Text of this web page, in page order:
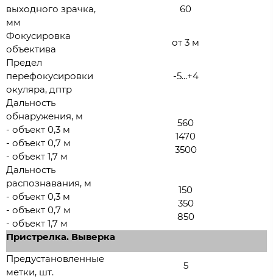
выходного зрачка,
мм
60
Фокусировка
объектива
от 3 м
Предел
перефокусировки
окуляра, дптр
-5...+4
Дальность
обнаружения, м
- объект 0,3 м
- объект 0,7 м
- объект 1,7 м
560
1470
3500
Дальность
распознавания, м
- объект 0,3 м
- объект 0,7 м
- объект 1,7 м
150
350
850
Пристрелка. Выверка
Предустановленные
метки, шт.
5